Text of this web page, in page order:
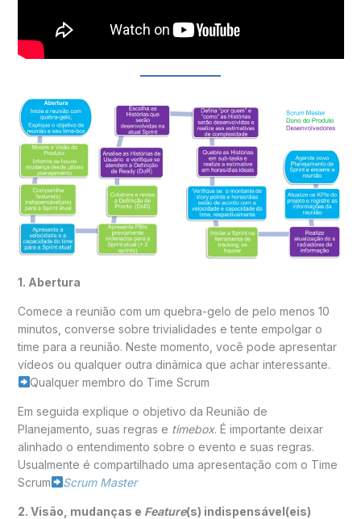
1. Abertura
Comece a reunião com um quebra-gelo de pelo menos 10
minutos, converse sobre trivialidades e tente empolgar o
time para a reunião. Neste momento, você pode apresentar
vídeos ou qualquer outra dinâmica que achar interessante.
Qualquer membro do Time Scrum
Em seguida explique o objetivo da Reunião de
Planejamento, suas regras e timebox. É importante deixar
alinhado o entendimento sobre o evento e suas regras.
Usualmente é compartilhado uma apresentação com o Time
Scrum
Scrum Master
2. Visão, mudanças e Feature(s) indispensável(eis)